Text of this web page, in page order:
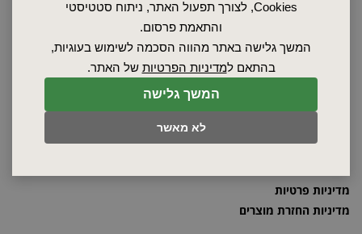
המשך גלישה
לא מאשר
Cookies, לצורך תפעול האתר, ניתוח סטטיסטי
והתאמת פרסום.
המשך גלישה באתר מהווה הסכמה לשימוש בעוגיות,
בהתאם למדיניות הפרטיות של האתר.
מאמרים
מדיניות פרטיות
מדיניות החזרת מוצרים